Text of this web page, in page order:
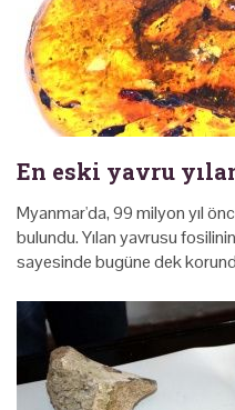
En eski yavru
Myanmar'da, 99 milyon yıl
bulundu. Yılan yavrusu
sayesinde bugüne dek